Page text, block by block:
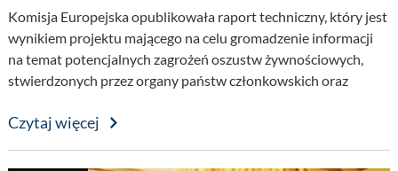
Komisja Europejska opublikowała raport techniczny, który jest
wynikiem projektu mającego na celu gromadzenie informacji
na temat potencjalnych zagrożeń oszustw żywnościowych,
stwierdzonych przez organy państw członkowskich oraz
rolno-spożywczym.
Czytaj więcej